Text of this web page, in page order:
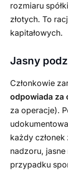
rozmiaru
złotych. To
kapitałowych.
Jasny
Członkowie
odpowiada za
za operacje).
każdy
nadzoru,
przypadku